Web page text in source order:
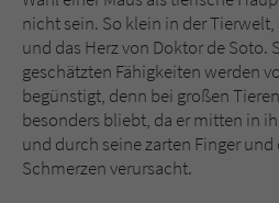
nicht sein. So klein in der
und das Herz von Doktor de Soto.
geschätzten Fähigkeiten werden
begünstigt, denn bei großen
besonders bliebt, da er mitten in
und durch seine zarten Finger
Schmerzen verursacht.